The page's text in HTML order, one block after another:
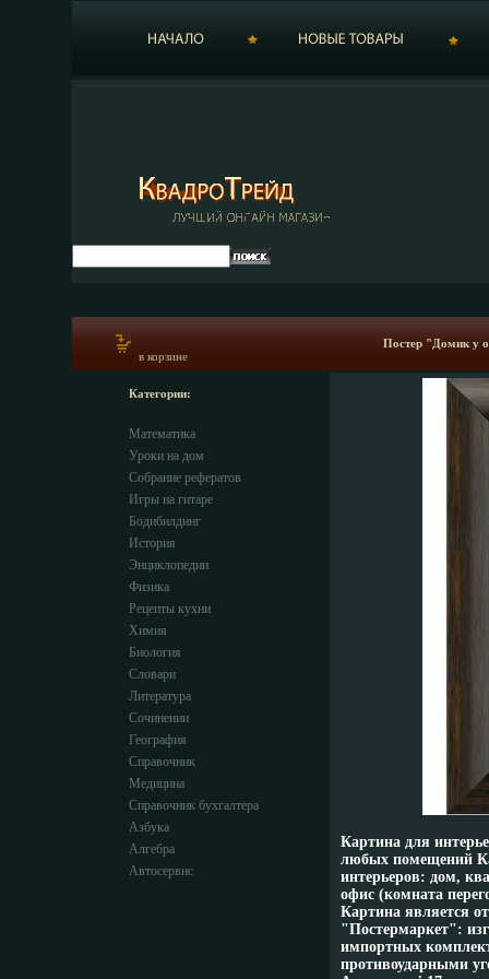
в корзине
Постер "Домик у
Категории:
Математика
Уроки на дом
Собрание рефератов
Игры на гитаре
Бодибилдинг
История
Энциклопедии
Физика
Рецепты кухни
Химия
Биология
Словари
Литература
Сочинении
География
Справочник
Медицина
Справочник бухгалтера
Азбука
Алгебра
Автосервис
Картина для
любых помещений
интерьеров: дом,
офис (комната
Картина является
"Постермаркет":
импортных
противоударными